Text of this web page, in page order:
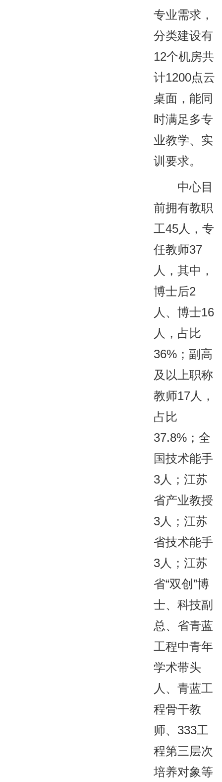
专业需求，
分类建设有
12个机房共
计1200点云
桌面，能同
时满足多专
业教学、实
训要求。
中心目
前拥有教职
工45人，专
任教师37
人，其中，
博士后2
人、博士16
人，占比
36%；副高
及以上职称
教师17人，
占比
37.8%；全
国技术能手
3人；江苏
省产业教授
3人；江苏
省技术能手
3人；江苏
省“双创”博
士、科技副
总、省青蓝
工程中青年
学术带头
人、青蓝工
程骨干教
师、333工
程第三层次
培养对象等